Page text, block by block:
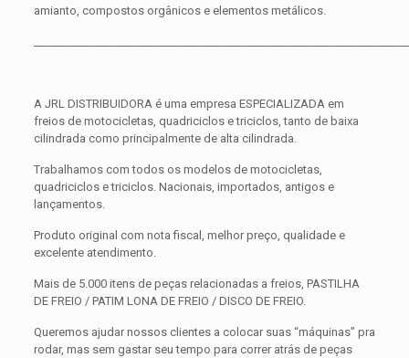
amianto, compostos orgânicos e elementos metálicos.
A JRL DISTRIBUIDORA é uma empresa ESPECIALIZADA em
freios de motocicletas, quadriciclos e triciclos, tanto de baixa
cilindrada como principalmente de alta cilindrada.
Trabalhamos com todos os modelos de motocicletas,
quadriciclos e triciclos. Nacionais, importados, antigos e
lançamentos.
Produto original com nota fiscal, melhor preço, qualidade e
excelente atendimento.
Mais de 5.000 itens de peças relacionadas a freios, PASTILHA
DE FREIO / PATIM LONA DE FREIO / DISCO DE FREIO.
Queremos ajudar nossos clientes a colocar suas “máquinas” pra
rodar, mas sem gastar seu tempo para correr atrás de peças